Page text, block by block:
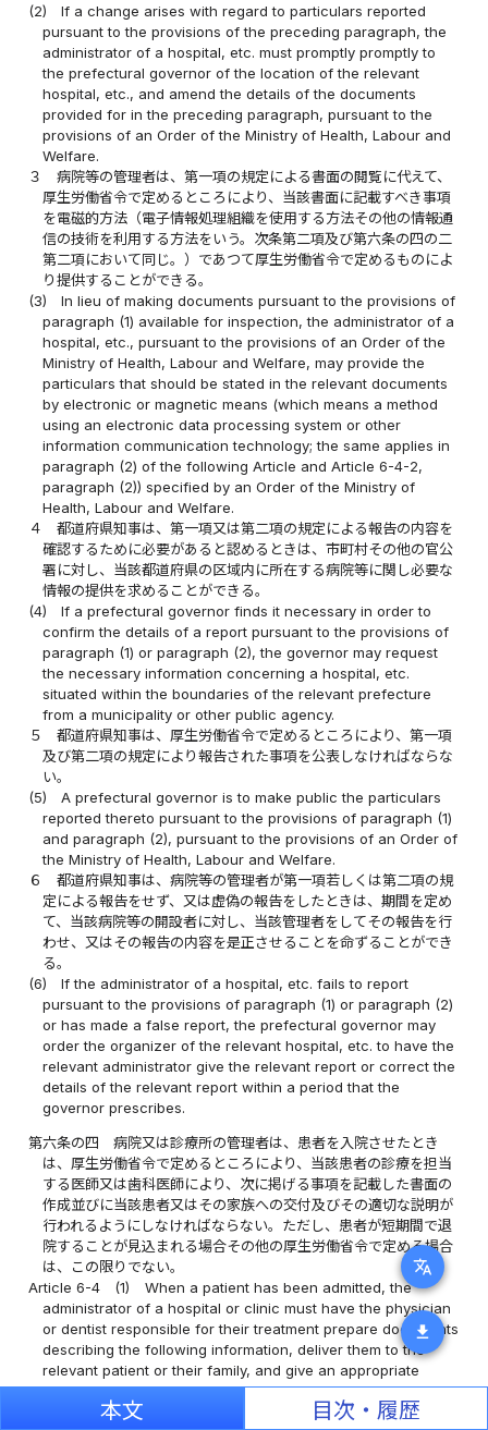
translate
download
(2)
If a change arises with regard to particulars reported
pursuant to the provisions of the preceding paragraph, the
administrator of a hospital, etc. must promptly promptly to
the prefectural governor of the location of the relevant
hospital, etc., and amend the details of the documents
provided for in the preceding paragraph, pursuant to the
provisions of an Order of the Ministry of Health, Labour and
Welfare.
３
病院等の管理者は、第一項の規定による書面の閲覧に代えて、
厚生労働省令で定めるところにより、当該書面に記載すべき事項
を電磁的方法（電子情報処理組織を使用する方法その他の情報通
信の技術を利用する方法をいう。次条第二項及び第六条の四の二
第二項において同じ。）であつて厚生労働省令で定めるものによ
り提供することができる。
(3)
In lieu of making documents pursuant to the provisions of
paragraph (1) available for inspection, the administrator of a
hospital, etc., pursuant to the provisions of an Order of the
Ministry of Health, Labour and Welfare, may provide the
particulars that should be stated in the relevant documents
by electronic or magnetic means (which means a method
using an electronic data processing system or other
information communication technology; the same applies in
paragraph (2) of the following Article and Article 6-4-2,
paragraph (2)) specified by an Order of the Ministry of
Health, Labour and Welfare.
４
都道府県知事は、第一項又は第二項の規定による報告の内容を
確認するために必要があると認めるときは、市町村その他の官公
署に対し、当該都道府県の区域内に所在する病院等に関し必要な
情報の提供を求めることができる。
(4)
If a prefectural governor finds it necessary in order to
confirm the details of a report pursuant to the provisions of
paragraph (1) or paragraph (2), the governor may request
the necessary information concerning a hospital, etc.
situated within the boundaries of the relevant prefecture
from a municipality or other public agency.
５
都道府県知事は、厚生労働省令で定めるところにより、第一項
及び第二項の規定により報告された事項を公表しなければならな
い。
(5)
A prefectural governor is to make public the particulars
reported thereto pursuant to the provisions of paragraph (1)
and paragraph (2), pursuant to the provisions of an Order of
the Ministry of Health, Labour and Welfare.
６
都道府県知事は、病院等の管理者が第一項若しくは第二項の規
定による報告をせず、又は虚偽の報告をしたときは、期間を定め
て、当該病院等の開設者に対し、当該管理者をしてその報告を行
わせ、又はその報告の内容を是正させることを命ずることができ
る。
(6)
If the administrator of a hospital, etc. fails to report
pursuant to the provisions of paragraph (1) or paragraph (2)
or has made a false report, the prefectural governor may
order the organizer of the relevant hospital, etc. to have the
relevant administrator give the relevant report or correct the
details of the relevant report within a period that the
governor prescribes.
第六条の四
病院又は診療所の管理者は、患者を入院させたとき
は、厚生労働省令で定めるところにより、当該患者の診療を担当
する医師又は歯科医師により、次に掲げる事項を記載した書面の
作成並びに当該患者又はその家族への交付及びその適切な説明が
行われるようにしなければならない。ただし、患者が短期間で退
院することが見込まれる場合その他の厚生労働省令で定める場合
は、この限りでない。
Article 6-4
(1)
When a patient has been admitted, the
administrator of a hospital or clinic must have the physician
or dentist responsible for their treatment prepare documents
describing the following information, deliver them to the
relevant patient or their family, and give an appropriate
explanation thereof, pursuant to the provisions of an Order
of the Ministry of Health, Labour and Welfare; provided,
本文 目次・履歴